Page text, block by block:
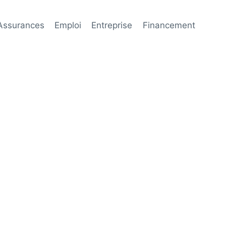
Emploi Entreprise Financement